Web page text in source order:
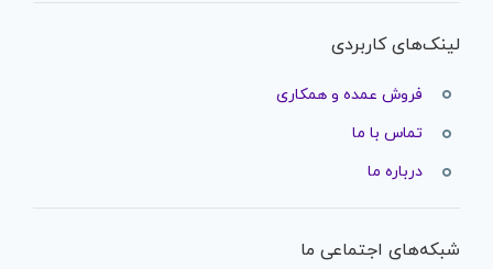
لینک‌های کاربردی
فروش عمده و همکاری
تماس با ما
درباره ما
شبکه‌های اجتماعی ما